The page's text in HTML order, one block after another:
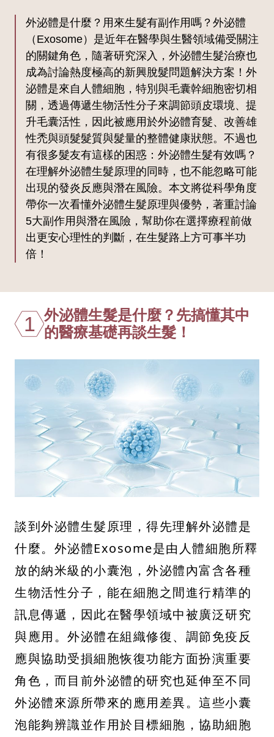
外泌體是什麼？用來生髮有副作用嗎？外泌體
（Exosome）是近年在醫學與生醫領域備受關注
的關鍵角色，隨著研究深入，外泌體生髮治療也
成為討論熱度極高的新興脫髮問題解決方案！外
泌體是來自人體細胞，特別與毛囊幹細胞密切相
關，透過傳遞生物活性分子來調節頭皮環境、提
升毛囊活性，因此被應用於外泌體育髮、改善雄
性禿與頭髮髮質與髮量的整體健康狀態。不過也
有很多髮友有這樣的困惑：外泌體生髮有效嗎？
在理解外泌體生髮原理的同時，也不能忽略可能
出現的發炎反應與潛在風險。本文將從科學角度
帶你一次看懂外泌體生髮原理與優勢，著重討論
5大副作用與潛在風險，幫助你在選擇療程前做
出更安心理性的判斷，在生髮路上方可事半功
倍！
1 外泌體生髮是什麼？先搞懂其中
的醫療基礎再談生髮！
談到外泌體生髮原理，得先理解外泌體是
什麼。外泌體Exosome是由人體細胞所釋
放的納米級的小囊泡，外泌體內富含各種
生物活性分子，能在細胞之間進行精準的
訊息傳遞，因此在醫學領域中被廣泛研究
與應用。外泌體在組織修復、調節免疫反
應與協助受損細胞恢復功能方面扮演重要
角色，而目前外泌體的研究也延伸至不同
外泌體來源所帶來的應用差異。這些小囊
泡能夠辨識並作用於目標細胞，協助細胞